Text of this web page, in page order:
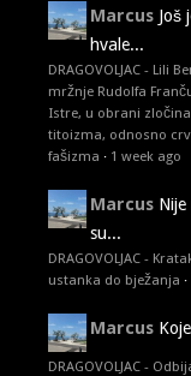
Marcus Još
hvale...
DRAGOVOLJAC - Lili
mržnje Rudolfa
Istre, u obrani
titoizma, odnosno
fašizma · 1 week ago
Marcus
su...
DRAGOVOLJAC -
ustanka do bježanja ·
Marcus
DRAGOVOLJAC -